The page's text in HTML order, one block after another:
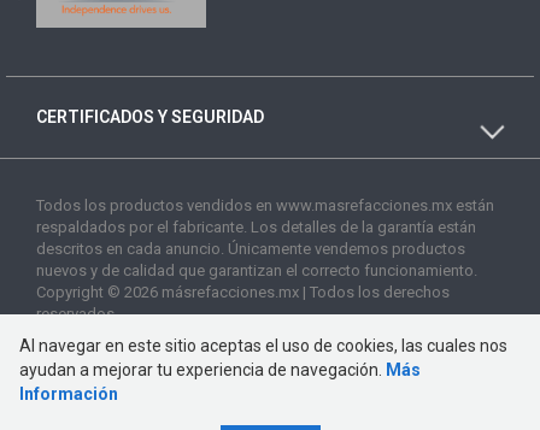
CERTIFICADOS Y SEGURIDAD
Todos los productos vendidos en www.masrefacciones.mx están
respaldados por el fabricante. Los detalles de la garantía están
descritos en cada anuncio. Únicamente vendemos productos
nuevos y de calidad que garantizan el correcto funcionamiento.
Copyright © 2026 másrefacciones.mx | Todos los derechos
reservados
Al navegar en este sitio aceptas el uso de cookies, las cuales nos
ayudan a mejorar tu experiencia de navegación.
Más
Información